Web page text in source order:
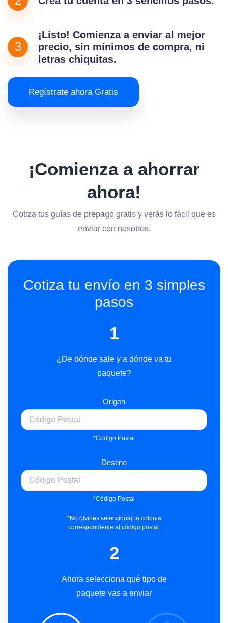
3
¡Listo! Comienza a enviar al mejor
precio, sin mínimos de compra, ni
letras chiquitas.
Regístrate ahora Gratis
¡Comienza a ahorrar
ahora!
Cotiza tus guías de prepago gratis y verás lo fácil que es
enviar con nosotros.
Cotiza tu envío en 3 simples
pasos
1
¿De dónde sale y a dónde va tu
paquete?
Origen
*Código Postal
Destino
*Código Postal
*No olvides seleccionar la colonia
correspondiente al código postal.
2
Ahora selecciona qué tipo de
paquete vas a enviar